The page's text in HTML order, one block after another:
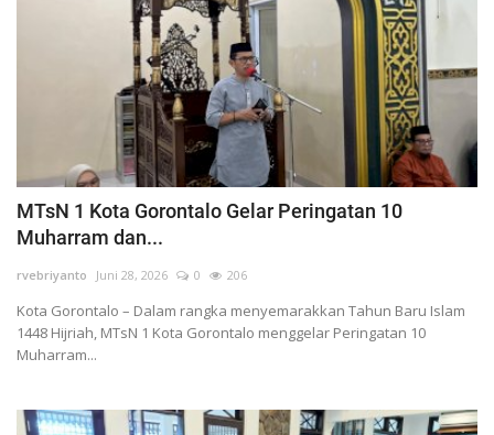
MTsN 1 Kota Gorontalo Gelar Peringatan 10
Muharram dan...
rvebriyanto Juni 28, 2026 0 206
Kota Gorontalo – Dalam rangka menyemarakkan Tahun Baru Islam
1448 Hijriah, MTsN 1 Kota Gorontalo menggelar Peringatan 10
Muharram...